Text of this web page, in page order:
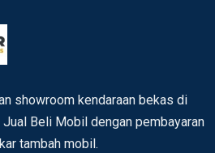
showroom kendaraan bekas di
Beli Mobil dengan pembayaran
tambah mobil.